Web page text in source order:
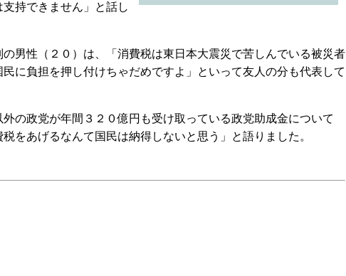
持できません」と話し
男性（２０）は、「消費税は東日本大震災で苦しんでいる被災者
に負担を押し付けちゃだめですよ」といって友人の分も代表して
の政党が年間３２０億円も受け取っている政党助成金について
をあげるなんて国民は納得しないと思う」と語りました。